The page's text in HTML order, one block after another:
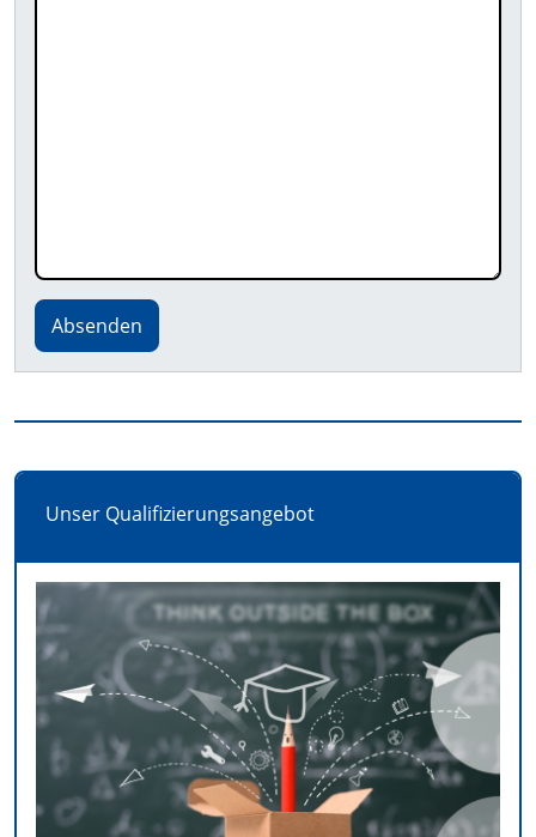
Absenden
Unser Qualifizierungsangebot